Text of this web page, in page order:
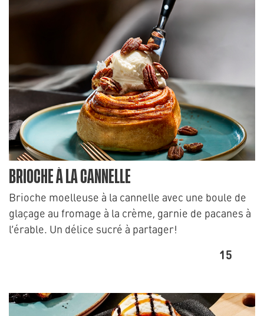
BRIOCHE À LA CANNELLE
Brioche moelleuse à la cannelle avec une boule de
glaçage au fromage à la crème, garnie de pacanes à
l’érable. Un délice sucré à partager!
15